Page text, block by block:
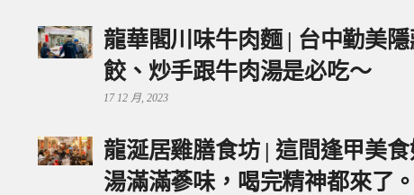
龍華閣川味牛肉麵 | 台中勤美
餃、炒手跟牛肉湯是必吃～
17 12 月, 2023
龍涎居雞膳食坊 | 這間逢甲美
湯滿滿蔘味，喝完精神都來了。